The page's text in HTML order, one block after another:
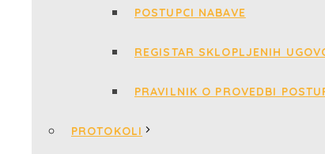
POSTUPCI NABAVE
REGISTAR SKLOPLJENIH
PRAVILNIK O PROVEDBI
PROTOKOLI